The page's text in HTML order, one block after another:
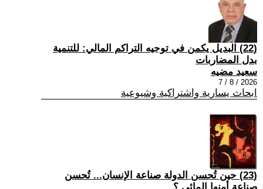
(22) البديل يكمن في توجيه التراكم المالي: للتنمية
بدل المضاربات
سعيد مضيه
2026 / 8 / 7
ابحاث يسارية واشتراكية وشيوعية
(23) حين تُحسن الدولة صناعة الإنسان... تُحسن